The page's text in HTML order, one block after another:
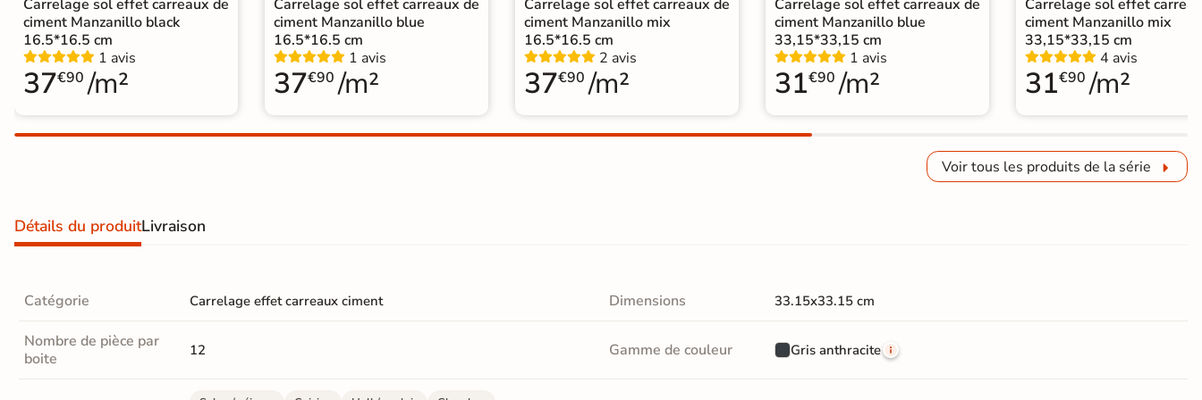
Carrelage extra fin
Voir tous les
formats
Carrelage brillant
Carrelage sol effet carreaux de
ciment Manzanillo black
16.5*16.5 cm
1 avis
37€90 /m²
Carrelage sol effet carreaux de
ciment Manzanillo blue
16.5*16.5 cm
1 avis
37€90 /m²
Carrelage sol effet carreaux de
ciment Manzanillo mix
16.5*16.5 cm
2 avis
37€90 /m²
Carrelage sol effet carreaux de
ciment Manzanillo blue
33,15*33,15 cm
1 avis
31€90 /m²
Carrelage sol effet
ciment Manzanillo mix
33,15*33,15 cm
4 avis
31€90 /m²
Voir tous les produits de la série
Détails du produitLivraison
Catégorie Carrelage effet carreaux ciment Dimensions 33.15x33.15 cm
Nombre de pièce par
boite
12 Gamme de couleur Gris anthracite